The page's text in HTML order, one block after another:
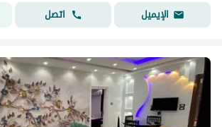
الإيميل
اتصل